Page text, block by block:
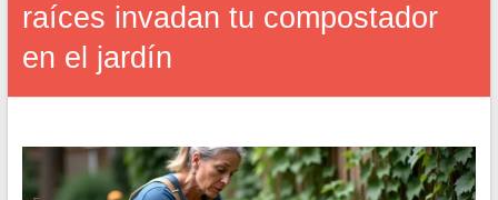
raíces invadan tu compostador
en el jardín